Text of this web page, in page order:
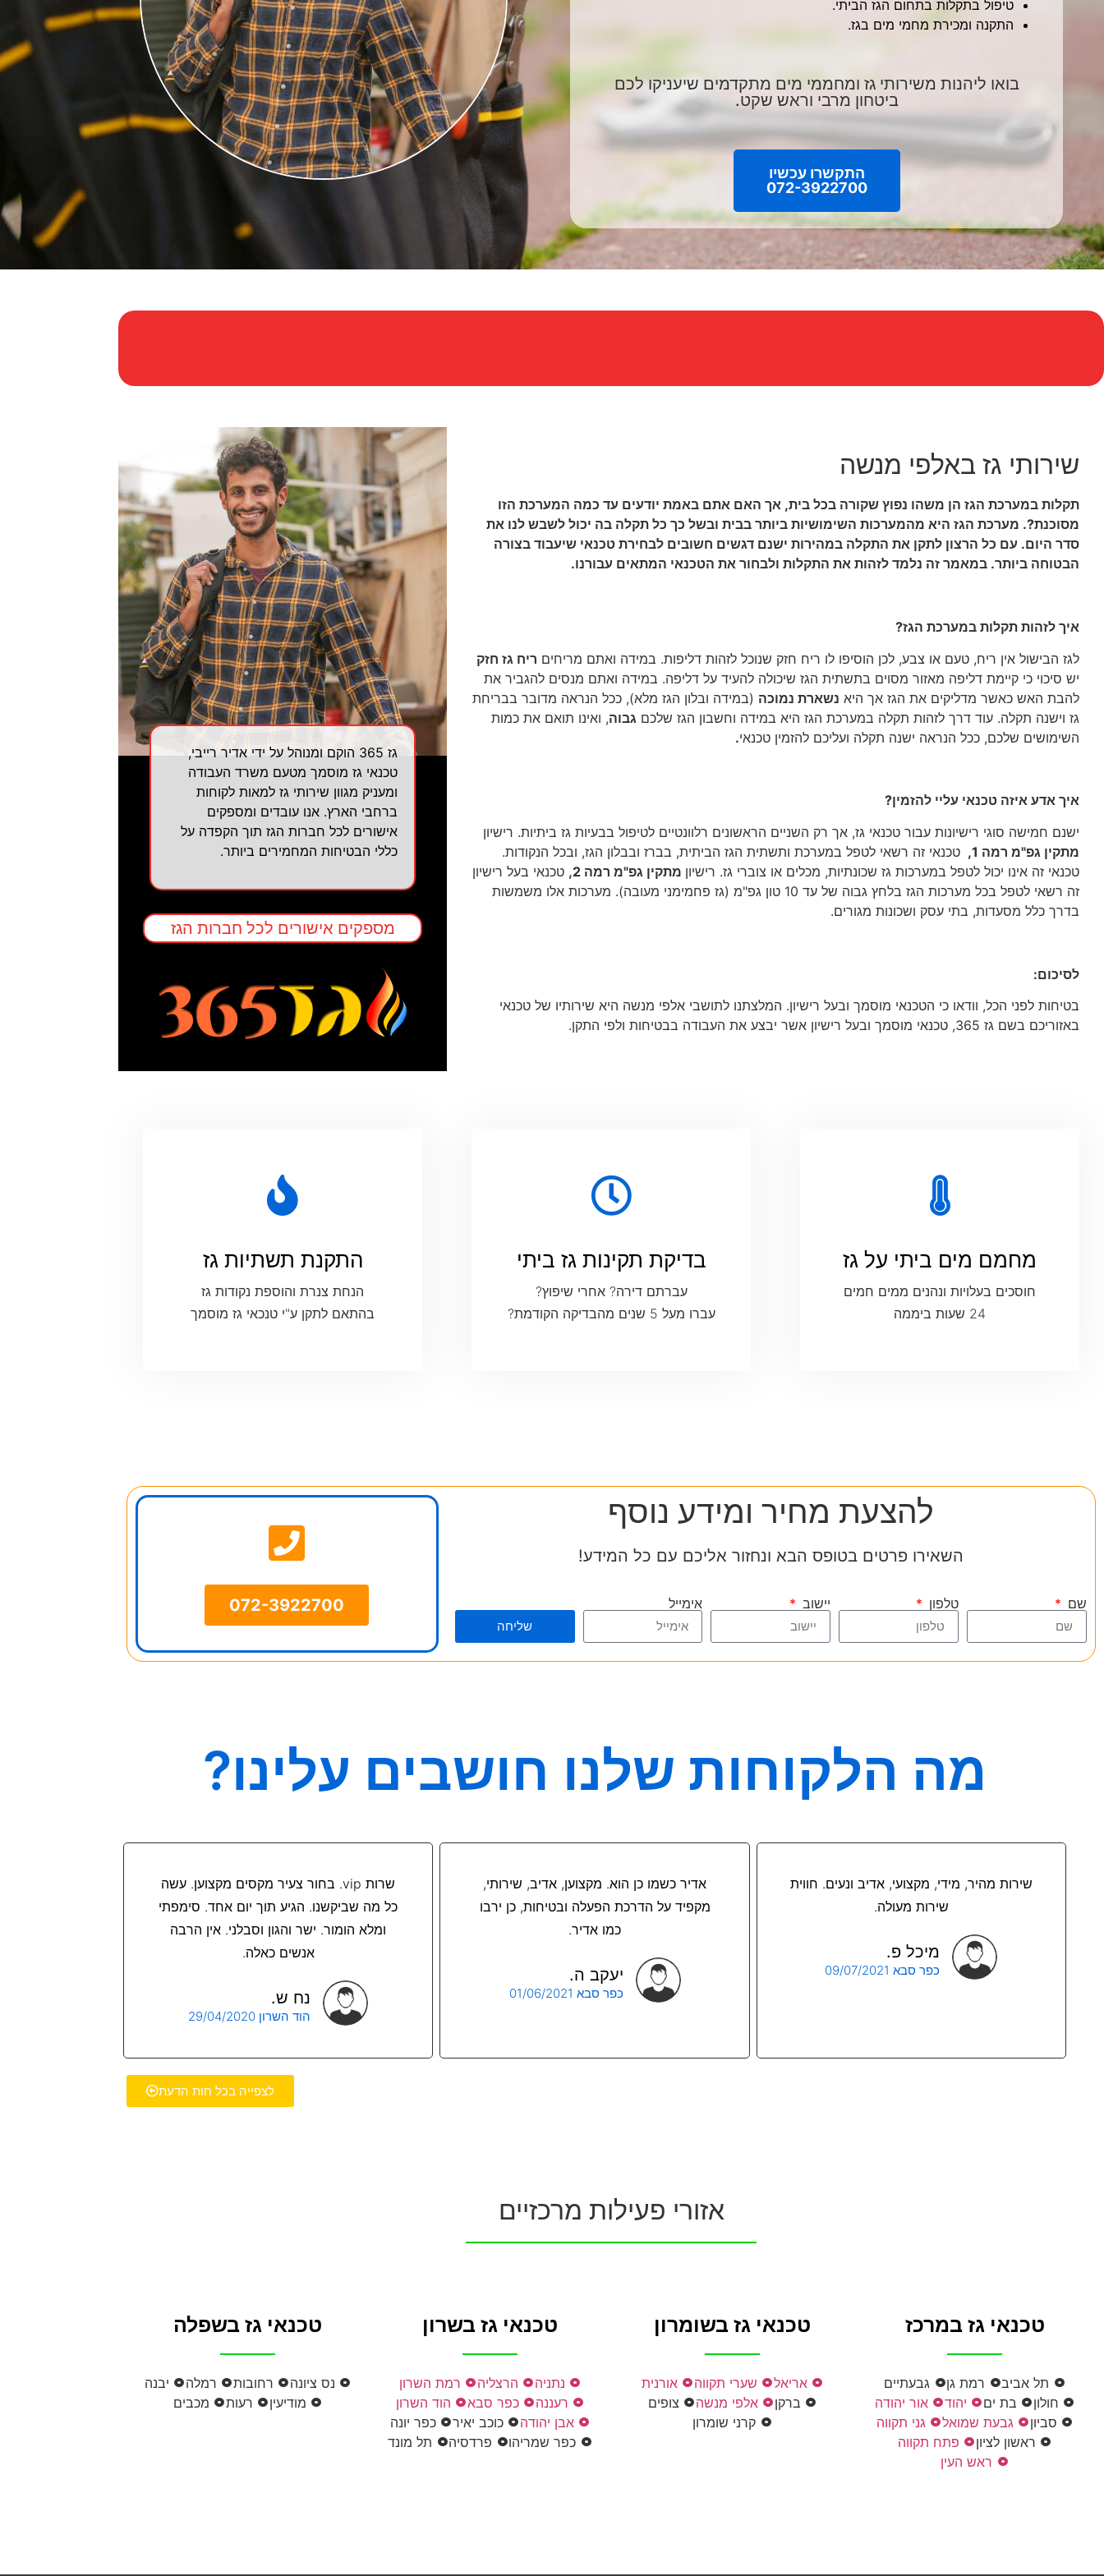
טיפול בתקלות בתחום הגז הביתי.
התקנה ומכירת מחמי מים בגז.
בואו ליהנות משירותי גז ומחממי מים מתקדמים שיעניקו לכם
ביטחון מרבי וראש שקט.
התקשרו עכשיו
072-3922700
שירותי גז באלפי מנשה
תקלות במערכת הגז הן משהו נפוץ שקורה בכל בית, אך האם אתם באמת יודעים עד כמה המערכת הזו
מסוכנת?. מערכת הגז היא מהמערכות השימושיות ביותר בבית ובשל כך כל תקלה בה יכול לשבש לנו את
סדר היום. עם כל הרצון לתקן את התקלה במהירות ישנם דגשים חשובים לבחירת טכנאי שיעבוד בצורה
הבטוחה ביותר. במאמר זה נלמד לזהות את התקלות ולבחור את הטכנאי המתאים עבורנו.
איך לזהות תקלות במערכת הגז?
לגז הבישול אין ריח, טעם או צבע, לכן הוסיפו לו ריח חזק שנוכל לזהות דליפות. במידה ואתם מריחים ריח גז חזק
יש סיכוי כי קיימת דליפה מאזור מסוים בתשתית הגז שיכולה להעיד על דליפה. במידה ואתם מנסים להגביר את
להבת האש כאשר מדליקים את הגז אך היא נשארת נמוכה (במידה ובלון הגז מלא), ככל הנראה מדובר בבריחת
גז וישנה תקלה. עוד דרך לזהות תקלה במערכת הגז היא במידה וחשבון הגז שלכם גבוה, ואינו תואם את כמות
השימושים שלכם, ככל הנראה ישנה תקלה ועליכם להזמין טכנאי.
איך אדע איזה טכנאי עליי להזמין?
ישנם חמישה סוגי רישיונות עבור טכנאי גז, אך רק השניים הראשונים רלוונטיים לטיפול בבעיות גז ביתיות. רישיון
מתקין גפ"מ רמה 1,
טכנאי זה רשאי לטפל במערכת ותשתית הגז הביתית, בברז ובבלון הגז, ובכל הנקודות.
טכנאי זה אינו יכול לטפל במערכות גז שכונתיות, מכלים או צוברי גז. רישיון מתקין גפ"מ רמה 2,
טכנאי בעל רישיון
זה רשאי לטפל בכל מערכות הגז בלחץ גבוה של עד 10 טון גפ"מ (גז פחמימני מעובה). מערכות אלו משמשות
בדרך כלל מסעדות, בתי עסק ושכונות מגורים.
לסיכום:
בטיחות לפני הכל, וודאו כי הטכנאי מוסמך ובעל רישיון. המלצתנו לתושבי אלפי מנשה היא שירותיו של טכנאי
באזוריכם בשם גז 365, טכנאי מוסמך ובעל רישיון אשר יבצע את העבודה בבטיחות ולפי התקן.
גז 365 הוקם ומנוהל על ידי אדיר רייבי,
טכנאי גז מוסמך מטעם משרד העבודה
ומעניק מגוון שירותי גז למאות לקוחות
ברחבי הארץ. אנו עובדים ומספקים
אישורים לכל חברות הגז תוך הקפדה על
כללי הבטיחות המחמירים ביותר.
מספקים אישורים לכל חברות הגז
מחמם מים ביתי על גז
חוסכים בעלויות ונהנים ממים חמים
24 שעות ביממה
בדיקת תקינות גז ביתי
עברתם דירה? אחרי שיפוץ?
עברו מעל 5 שנים מהבדיקה הקודמת?
התקנת תשתיות גז
הנחת צנרת והוספת נקודות גז
בהתאם לתקן ע"י טנכאי גז מוסמך
להצעת מחיר ומידע נוסף
השאירו פרטים בטופס הבא ונחזור אליכם עם כל המידע!
שם טלפון יישוב אימייל
שליחה
072-3922700
מה הלקוחות שלנו חושבים עלינו?
שירות מהיר, מידי, מקצועי, אדיב ונעים. חווית
שירות מעולה.
מיכל פ.
כפר סבא 09/07/2021
אדיר כשמו כן הוא. מקצוען, אדיב, שירותי,
מקפיד על הדרכת הפעלה ובטיחות, כן ירבו
כמו אדיר.
יעקב ה.
כפר סבא 01/06/2021
שרות vip. בחור צעיר מקסים מקצוען. עשה
כל מה שביקשנו. הגיע תוך יום אחד. סימפתי
ומלא הומור. ישר והגון וסבלני. אין הרבה
אנשים כאלה.
נח ש.
הוד השרון 29/04/2020
לצפייה בכל חות הדעת
אזורי פעילות מרכזיים
טכנאי גז במרכז
תל אביב רמת גן
גבעתיים
חולון
בת ים יהוד
אור יהודה
סביון
גבעת שמואל
גני תקווה
ראשון לציון
פתח תקווה
ראש העין
טכנאי גז בשומרון
אריאל שערי תקווה
אורנית
ברקן
אלפי מנשה
צופים
קרני שומרון
טכנאי גז בשרון
נתניה הרצליה
רמת השרון
רעננה
כפר סבא
הוד השרון
אבן יהודה
כוכב יאיר
כפר יונה
כפר שמריהו
פרדסיה תל מונד
טכנאי גז בשפלה
נס ציונה רחובות רמלה
יבנה
מודיעין
רעות מכבים